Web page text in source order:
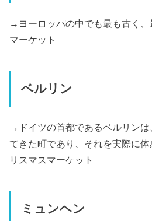
→ヨーロッパの中でも最も古く、
マーケット
ベルリン
→ドイツの首都であるベルリンは
てきた町であり、それを実際に
リスマスマーケット
ミュンヘン